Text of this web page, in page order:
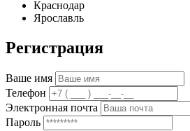
Краснодар
Ярославль
Регистрация
Ваше имя
Телефон
Электронная почта
Пароль